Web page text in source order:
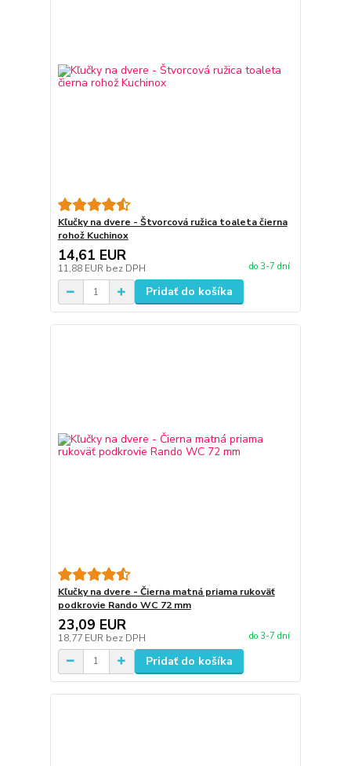
Kľučky na dvere - Štvorcová ružica toaleta čierna
rohož Kuchinox
14,61 EUR
11,88 EUR bez DPH do 3-7 dní
Pridať do košíka
Kľučky na dvere - Čierna matná priama rukoväť
podkrovie Rando WC 72 mm
23,09 EUR
18,77 EUR bez DPH do 3-7 dní
Pridať do košíka